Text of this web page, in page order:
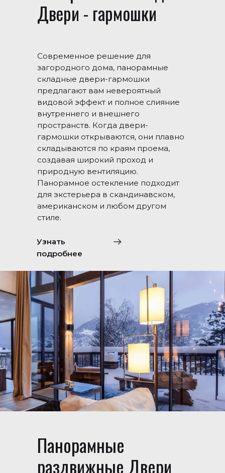
Двери - гармошки
Современное решение для
загородного дома, панорамные
складные двери-гармошки
предлагают вам невероятный
видовой эффект и полное слияние
внутреннего и внешнего
пространств. Когда двери-
гармошки открываются, они плавно
складываются по краям проема,
создавая широкий проход и
природную вентиляцию.
Панорамное остекление подходит
для экстерьера в скандинавском,
американском и любом другом
стиле.
Узнать
подробнее
Панорамные
раздвижные Двери